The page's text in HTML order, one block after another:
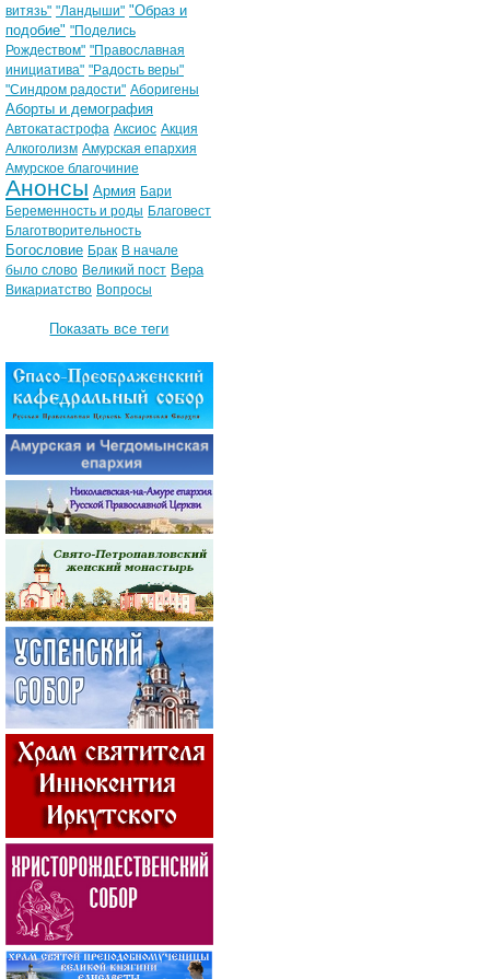
витязь" "Ландыши" "Образ и
подобие" "Поделись
Рождеством" "Православная
инициатива" "Радость веры"
"Синдром радости" Аборигены
Аборты и демография
Автокатастрофа Аксиос Акция
Алкоголизм Амурская епархия
Амурское благочиние
Анонсы Армия Бари
Беременность и роды Благовест
Благотворительность
Богословие Брак В начале
было слово Великий пост Вера
Викариатство Вопросы
Показать все теги